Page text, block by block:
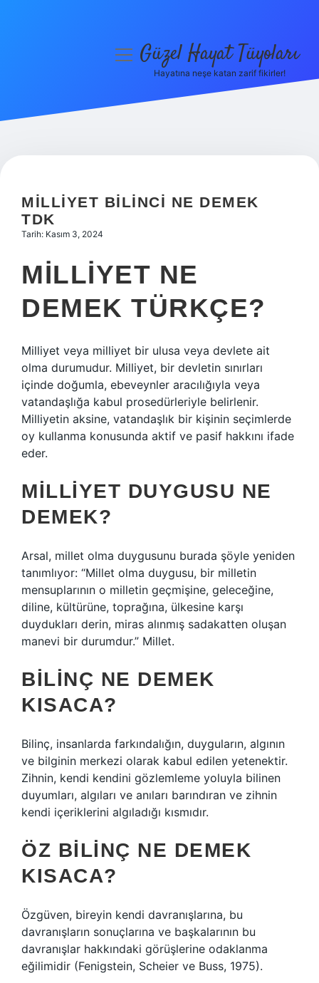
Hakkımızda
menüyüGüzel Hayat Tüyoları
Hayatına neşe katan zarif fikirler!
MILLIYET BILINCI NE DEMEK
TDK
Tarih: Kasım 3, 2024
MILLIYET NE
DEMEK TÜRKÇE?
Milliyet veya milliyet bir ulusa veya devlete ait
olma durumudur. Milliyet, bir devletin sınırları
içinde doğumla, ebeveynler aracılığıyla veya
vatandaşlığa kabul prosedürleriyle belirlenir.
Milliyetin aksine, vatandaşlık bir kişinin seçimlerde
oy kullanma konusunda aktif ve pasif hakkını ifade
eder.
MILLIYET DUYGUSU NE
DEMEK?
Arsal, millet olma duygusunu burada şöyle yeniden
tanımlıyor: “Millet olma duygusu, bir milletin
mensuplarının o milletin geçmişine, geleceğine,
diline, kültürüne, toprağına, ülkesine karşı
duydukları derin, miras alınmış sadakatten oluşan
manevi bir durumdur.” Millet.
BILINÇ NE DEMEK
KISACA?
Bilinç, insanlarda farkındalığın, duyguların, algının
ve bilginin merkezi olarak kabul edilen yetenektir.
Zihnin, kendi kendini gözlemleme yoluyla bilinen
duyumları, algıları ve anıları barındıran ve zihnin
kendi içeriklerini algıladığı kısmıdır.
ÖZ BILINÇ NE DEMEK
KISACA?
Özgüven, bireyin kendi davranışlarına, bu
davranışların sonuçlarına ve başkalarının bu
davranışlar hakkındaki görüşlerine odaklanma
eğilimidir (Fenigstein, Scheier ve Buss, 1975).